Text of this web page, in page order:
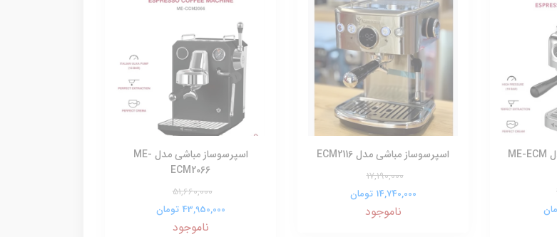
اسپرسوساز مباشی مدل ME-ECM
اسپرسوساز مباشی مدل ECM2116
17,190,000
14,740,000 تومان
ناموجود
اسپرسوساز مباشی مدل ME-
ECM2066
51,660,000
43,950,000 تومان
ناموجود